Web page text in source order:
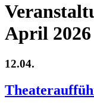
April 2026
12.04.